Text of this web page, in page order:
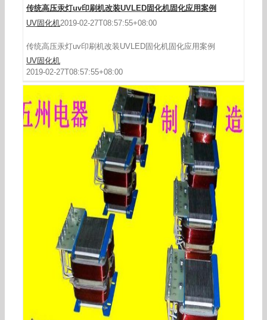
传统高压汞灯uv印刷机改装UVLED固化机固化应用案例
UV固化机2019-02-27T08:57:55+08:00
传统高压汞灯uv印刷机改装UVLED固化机固化应用案例
UV固化机
2019-02-27T08:57:55+08:00